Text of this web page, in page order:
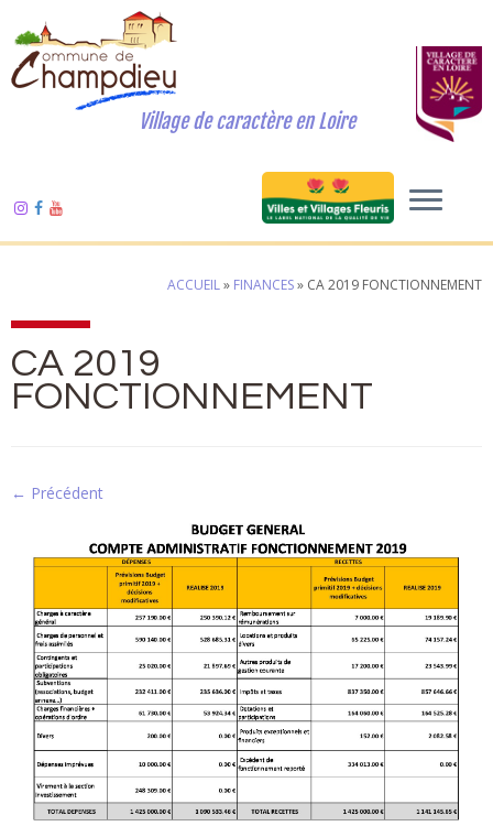
Village de caractère en Loire
ACCUEIL» FINANCES» CA 2019 FONCTIONNEMENT
CA 2019
FONCTIONNEMENT
← Précédent